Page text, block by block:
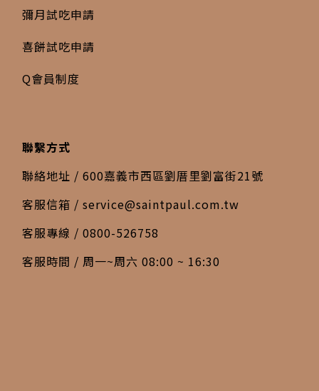
彌月試吃申請
喜餅試吃申請
Q會員制度
聯繫方式
聯絡地址 / 600嘉義市西區劉厝里劉富街21號
客服信箱 / service@saintpaul.com.tw
客服專線 / 0800-526758
客服時間 / 周一~周六 08:00 ~ 16:30